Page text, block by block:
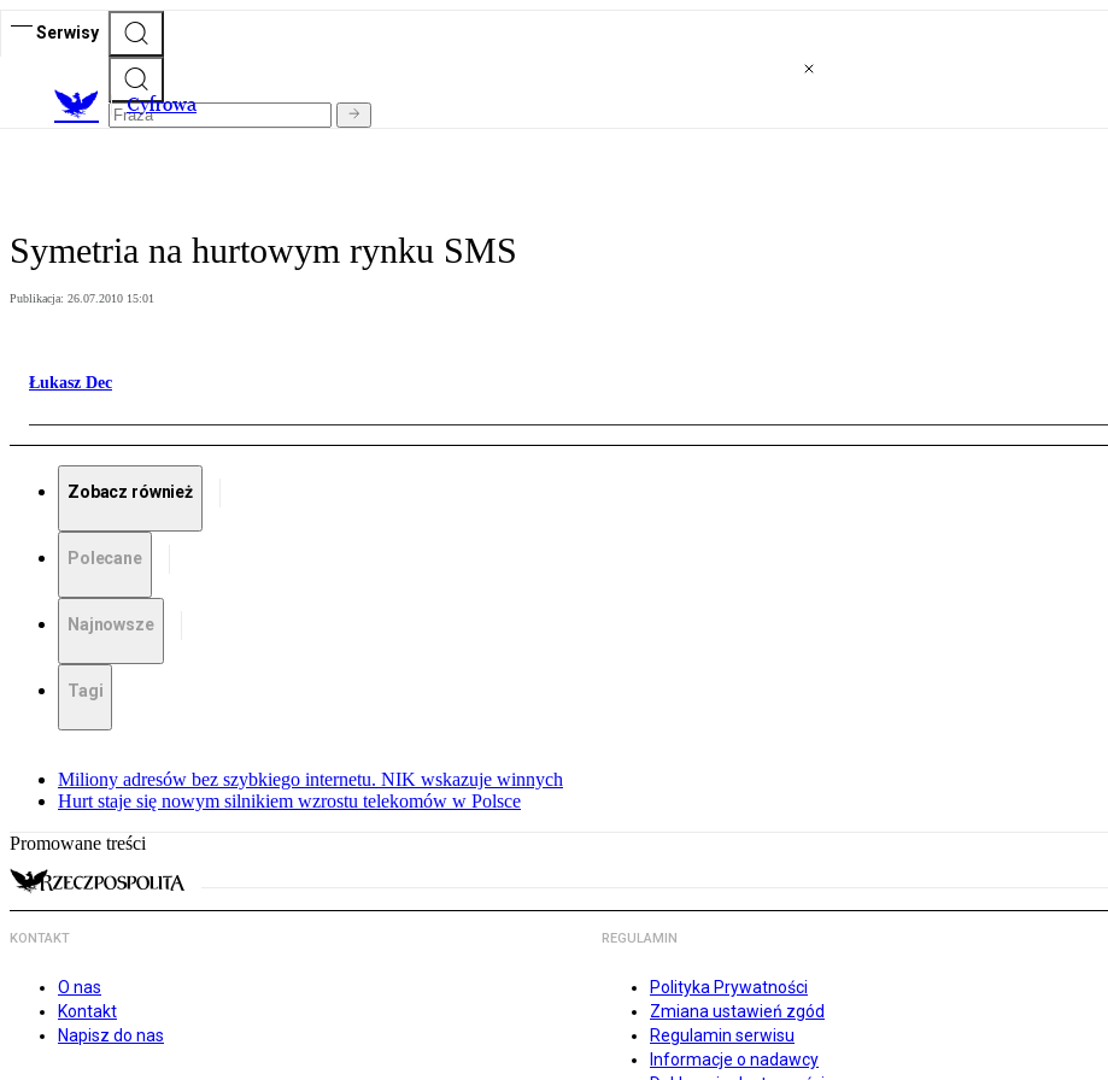
Serwisy
Cyfrowa
Symetria na hurtowym rynku SMS
Publikacja: 26.07.2010 15:01
Łukasz Dec
Zobacz również
Polecane
Najnowsze
Tagi
Miliony adresów bez szybkiego internetu. NIK wskazuje winnych
Hurt staje się nowym silnikiem wzrostu telekomów w Polsce
Promowane treści
KONTAKT
O nas
Kontakt
Napisz do nas
REGULAMIN
Polityka Prywatności
Zmiana ustawień zgód
Regulamin serwisu
Informacje o nadawcy